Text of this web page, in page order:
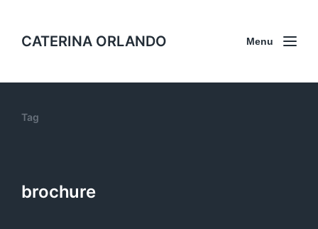
CATERINA ORLANDO Menu
Tag
brochure